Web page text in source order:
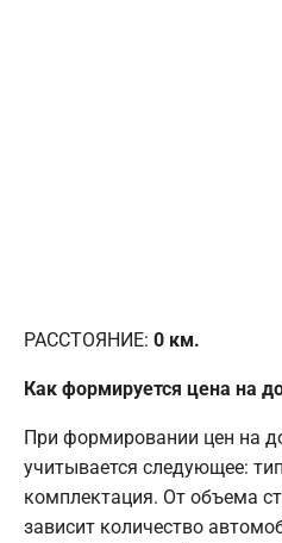
РАССТОЯНИЕ: 0 км.
Как формируется цена на
При формировании цен на
учитывается следующее:
комплектация. От объема
зависит количество